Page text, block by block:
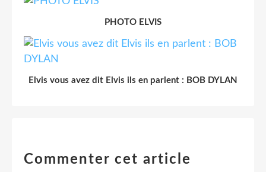
PHOTO ELVIS
Elvis vous avez dit Elvis ils en parlent : BOB DYLAN
Commenter cet article